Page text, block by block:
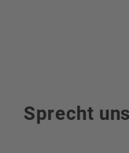
Sprecht